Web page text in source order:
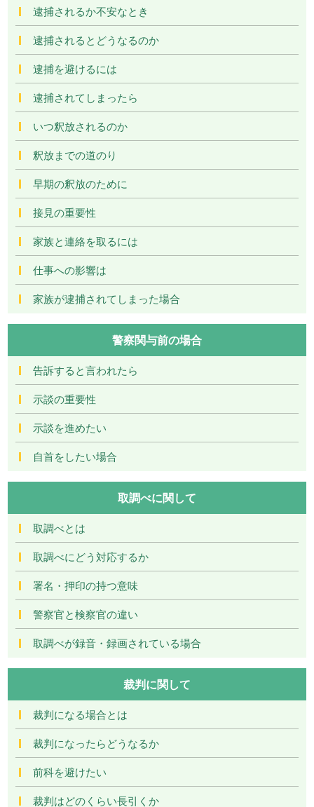
逮捕されるか不安なとき
逮捕されるとどうなるのか
逮捕を避けるには
逮捕されてしまったら
いつ釈放されるのか
釈放までの道のり
早期の釈放のために
接見の重要性
家族と連絡を取るには
仕事への影響は
家族が逮捕されてしまった場合
警察関与前の場合
告訴すると言われたら
示談の重要性
示談を進めたい
自首をしたい場合
取調べに関して
取調べとは
取調べにどう対応するか
署名・押印の持つ意味
警察官と検察官の違い
取調べが録音・録画されている場合
裁判に関して
裁判になる場合とは
裁判になったらどうなるか
前科を避けたい
裁判はどのくらい長引くか